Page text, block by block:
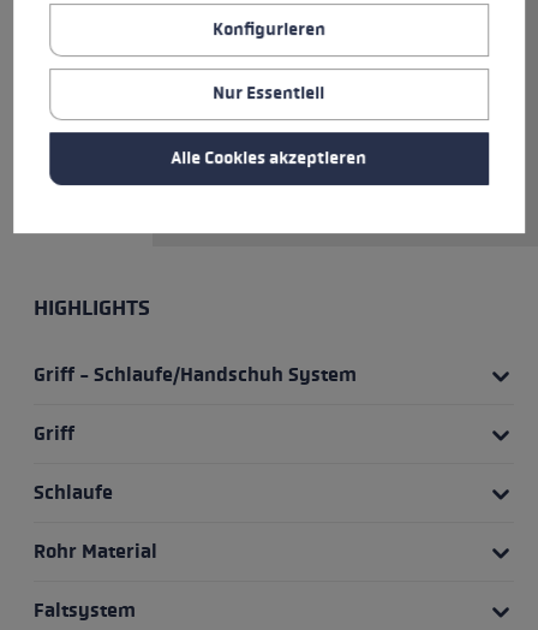
auf den Stock und kannst so
effektiv trainieren. Mithilfe des
zusammenfalten. Teste den
optimalen Reisebegleiter aus
HIGHLIGHTS
Griff - Schlaufe/Handschuh System
Griff
Schlaufe
Rohr Material
Faltsystem
Konfigurieren
Nur Essentiell
Alle Cookies akzeptieren